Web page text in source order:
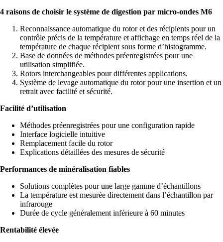
4 raisons de choisir le système de digestion par micro-ondes M6
Reconnaissance automatique du rotor et des récipients pour un
contrôle précis de la température et affichage en temps réel de la
température de chaque récipient sous forme d’histogramme.
Base de données de méthodes préenregistrées pour une
utilisation simplifiée.
Rotors interchangeables pour différentes applications.
Système de levage automatique du rotor pour une insertion et un
retrait avec facilité et sécurité.
Facilité d’utilisation
Méthodes préenregistrées pour une configuration rapide
Interface logicielle intuitive
Remplacement facile du rotor
Explications détaillées des mesures de sécurité
Performances de minéralisation fiables
Solutions complètes pour une large gamme d’échantillons
La température est mesurée directement dans l’échantillon par
infrarouge
Durée de cycle généralement inférieure à 60 minutes
Rentabilité élevée